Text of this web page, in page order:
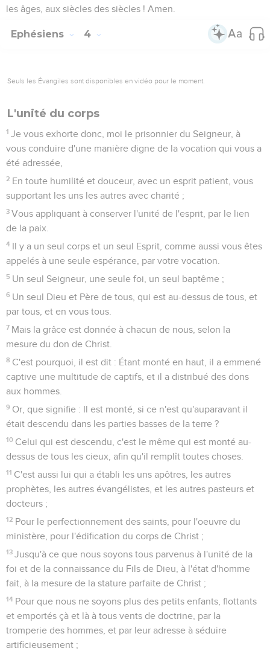
les âges, aux siècles des siècles ! Amen.
Ephésiens 4
Seuls les Évangiles sont disponibles en vidéo pour le moment.
L'unité du corps
1 Je vous exhorte donc, moi le prisonnier du Seigneur, à
vous conduire d'une manière digne de la vocation qui vous a
été adressée,
2 En toute humilité et douceur, avec un esprit patient, vous
supportant les uns les autres avec charité ;
3 Vous appliquant à conserver l'unité de l'esprit, par le lien
de la paix.
4 Il y a un seul corps et un seul Esprit, comme aussi vous êtes
appelés à une seule espérance, par votre vocation.
5 Un seul Seigneur, une seule foi, un seul baptême ;
6 Un seul Dieu et Père de tous, qui est au-dessus de tous, et
par tous, et en vous tous.
7 Mais la grâce est donnée à chacun de nous, selon la
mesure du don de Christ.
8 C'est pourquoi, il est dit : Étant monté en haut, il a emmené
captive une multitude de captifs, et il a distribué des dons
aux hommes.
9 Or, que signifie : Il est monté, si ce n'est qu'auparavant il
était descendu dans les parties basses de la terre ?
10 Celui qui est descendu, c'est le même qui est monté au-
dessus de tous les cieux, afin qu'il remplît toutes choses.
11 C'est aussi lui qui a établi les uns apôtres, les autres
prophètes, les autres évangélistes, et les autres pasteurs et
docteurs ;
12 Pour le perfectionnement des saints, pour l'oeuvre du
ministère, pour l'édification du corps de Christ ;
13 Jusqu'à ce que nous soyons tous parvenus à l'unité de la
foi et de la connaissance du Fils de Dieu, à l'état d'homme
fait, à la mesure de la stature parfaite de Christ ;
14 Pour que nous ne soyons plus des petits enfants, flottants
et emportés çà et là à tous vents de doctrine, par la
tromperie des hommes, et par leur adresse à séduire
artificieusement ;